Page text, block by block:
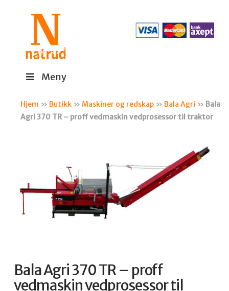
Meny
Hjem » Butikk »Maskiner og redskap » Bala Agri » Bala
Agri 370 TR – proff vedmaskin vedprosessor til traktor
Bala Agri 370 TR – proff
vedmaskin vedprosessor til